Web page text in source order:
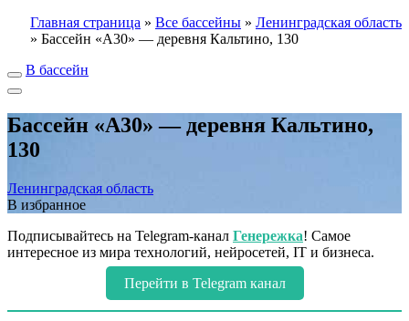
Главная страница » Все бассейны » Ленинградская область
» Бассейн «А30» — деревня Кальтино, 130
В бассейн
Бассейн «А30» — деревня Кальтино,
130
Ленинградская область
В избранное
Подписывайтесь на Telegram-канал Генережка! Самое
интересное из мира технологий, нейросетей, IT и бизнеса.
Перейти в Telegram канал